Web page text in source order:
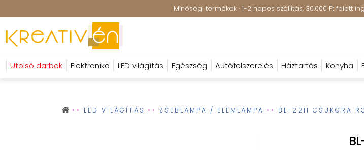
Minőségi termékek · 1-2 napos szállítás, 30.000 Ft felett
Utolsó darbok Elektronika LED világítás Egészség Autófelszerelés Háztartás Konyha
LED VILÁGÍTÁS ZSEBLÁMPA / ELEMLÁMPA BL-2211 CSUKÓRA